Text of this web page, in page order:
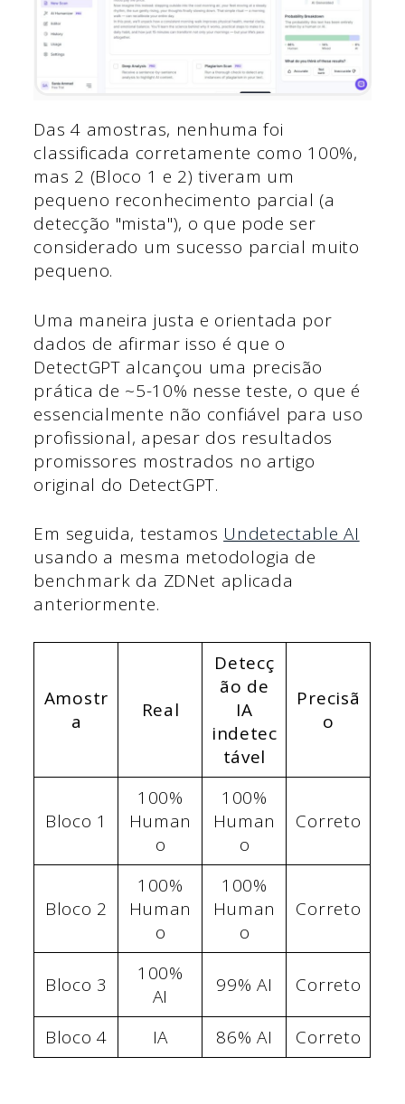
Das 4 amostras, nenhuma foi
classificada corretamente como 100%,
mas 2 (Bloco 1 e 2) tiveram um
pequeno reconhecimento parcial (a
detecção "mista"), o que pode ser
considerado um sucesso parcial muito
pequeno.
Uma maneira justa e orientada por
dados de afirmar isso é que o
DetectGPT alcançou uma precisão
prática de ~5-10% nesse teste, o que é
essencialmente não confiável para uso
profissional, apesar dos resultados
promissores mostrados no artigo
original do DetectGPT.
Em seguida, testamos Undetectable AI
usando a mesma metodologia de
benchmark da ZDNet aplicada
anteriormente.
Amostr
a
Real
Detecç
ão de
IA
indetec
tável
Precisã
o
Bloco 1
100%
Human
o
100%
Human
o
Correto
Bloco 2
100%
Human
o
100%
Human
o
Correto
Bloco 3
100%
AI
99% AI Correto
Bloco 4 IA 86% AI Correto